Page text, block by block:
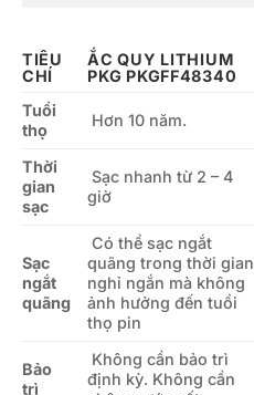
TIÊU
CHÍ
ẮC QUY LITHIUM
PKG PKGFF48340
Tuổi
thọ
Hơn 10 năm.
Thời
gian
sạc
Sạc nhanh từ 2 – 4
giờ
Sạc
ngắt
quãng
Có thể sạc ngắt
quãng trong thời gian
nghỉ ngắn mà không
ảnh hưởng đến tuổi
thọ pin
Bảo
trì
Không cần bảo trì
định kỳ. Không cần